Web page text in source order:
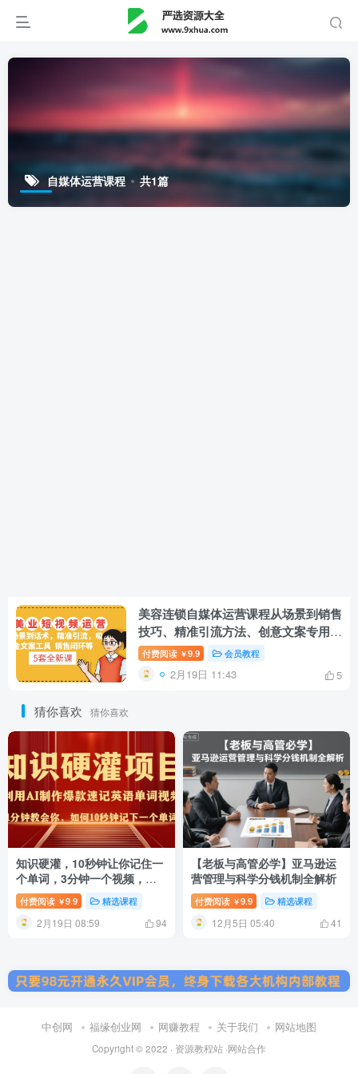
自媒体运营课程 共1篇
美容连锁自媒体运营课程从场景到销售
技巧、精准引流方法、创意文案专用工
具、销售闭环等。
付费阅读 ￥9.9 会员教程
2月19日 11:43 5
猜你喜欢 猜你喜欢
知识硬灌，10秒钟让你记住一
个单词，3分钟一个视频，日
入多张不是梦
付费阅读 ￥9.9 精选课程
2月19日 08:59 94
【老板与高管必学】亚马逊运
营管理与科学分钱机制全解析
付费阅读 ￥9.9 精选课程
12月5日 05:40 41
中创网 福缘创业网 网赚教程 关于我们 网站地图
Copyright © 2022 · 资源教程站 ·网站合作